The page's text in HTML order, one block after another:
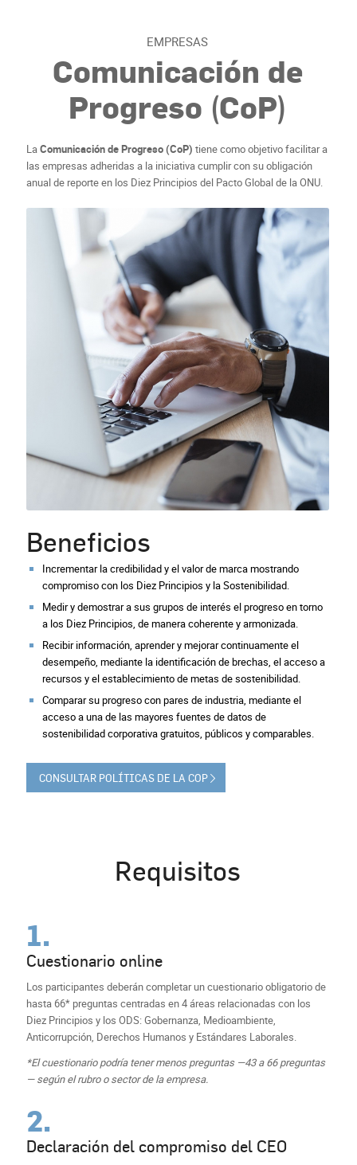
EMPRESAS
Comunicación de
Progreso (CoP)
La Comunicación de Progreso (CoP) tiene como objetivo facilitar a
las empresas adheridas a la iniciativa cumplir con su obligación
anual de reporte en los Diez Principios del Pacto Global de la ONU.
Beneficios
Incrementar la credibilidad y el valor de marca mostrando
compromiso con los Diez Principios y la Sostenibilidad.
Medir y demostrar a sus grupos de interés el progreso en torno
a los Diez Principios, de manera coherente y armonizada.
Recibir información, aprender y mejorar continuamente el
desempeño, mediante la identificación de brechas, el acceso a
recursos y el establecimiento de metas de sostenibilidad.
Comparar su progreso con pares de industria, mediante el
acceso a una de las mayores fuentes de datos de
sostenibilidad corporativa gratuitos, públicos y comparables.
CONSULTAR POLÍTICAS DE LA COP
Requisitos
1.
Cuestionario online
Los participantes deberán completar un cuestionario obligatorio de
hasta 66* preguntas centradas en 4 áreas relacionadas con los
Diez Principios y los ODS: Gobernanza, Medioambiente,
Anticorrupción, Derechos Humanos y Estándares Laborales.
*El cuestionario podría tener menos preguntas —43 a 66 preguntas
— según el rubro o sector de la empresa.
2.
Declaración del compromiso del CEO